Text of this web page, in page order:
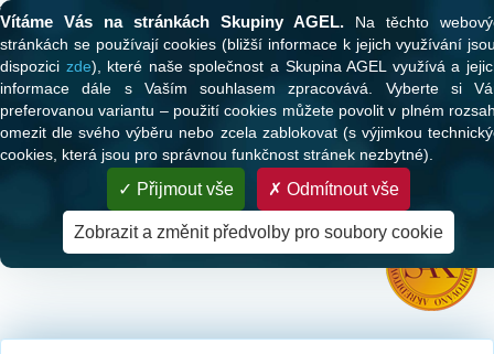
PARTNER VAŠEHO ZDRAVÍ
Zdravotní péče pro klienty všech zdravotních pojišťoven
Tato webová stránka používá cookies
Vítáme Vás na stránkách Skupiny AGEL. Na těchto
stránkách se používají cookies (bližší informace k jejich využívání
dispozici zde), které naše společnost a Skupina AGEL využívá a
informace dále s Vaším souhlasem zpracovává. Vyberte si
preferovanou variantu – použití cookies můžete povolit v plném
omezit dle svého výběru nebo zcela zablokovat (s výjimkou
cookies, která jsou pro správnou funkčnost stránek nezbytné).
Přijmout vše Odmítnout vše
Zobrazit a změnit předvolby pro soubory cookie